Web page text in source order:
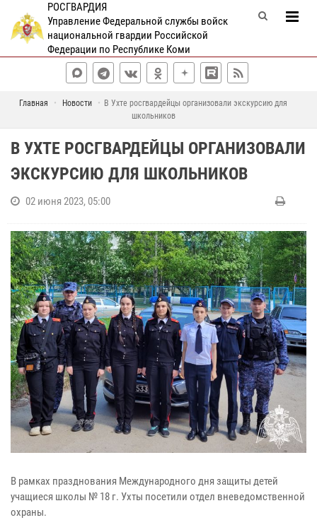
РОСГВАРДИЯ
Управление Федеральной службы войск
национальной гвардии Российской
Федерации по Республике Коми
Главная Новости
В Ухте росгвардейцы организовали экскурсию для
школьников
В УХТЕ РОСГВАРДЕЙЦЫ ОРГАНИЗОВАЛИ
ЭКСКУРСИЮ ДЛЯ ШКОЛЬНИКОВ
02 июня 2023, 05:00
В рамках празднования Международного дня защиты детей
учащиеся школы № 18 г. Ухты посетили отдел вневедомственной
охраны.